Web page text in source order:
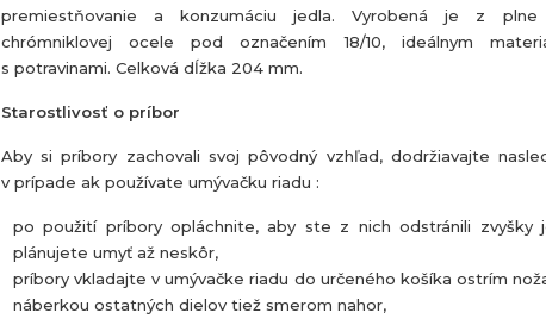
premiestňovanie a konzumáciu jedla. Vyrobená je z plne
chrómniklovej ocele pod označením 18/10, ideálnym
s potravinami. Celková dĺžka 204 mm.
Starostlivosť o príbor
Aby si príbory zachovali svoj pôvodný vzhľad, dodržiavajte
v prípade ak používate umývačku riadu :
po použití príbory opláchnite, aby ste z nich odstránili zvyšky
plánujete umyť až neskôr,
príbory vkladajte v umývačke riadu do určeného košíka ostrím
náberkou ostatných dielov tiež smerom nahor,